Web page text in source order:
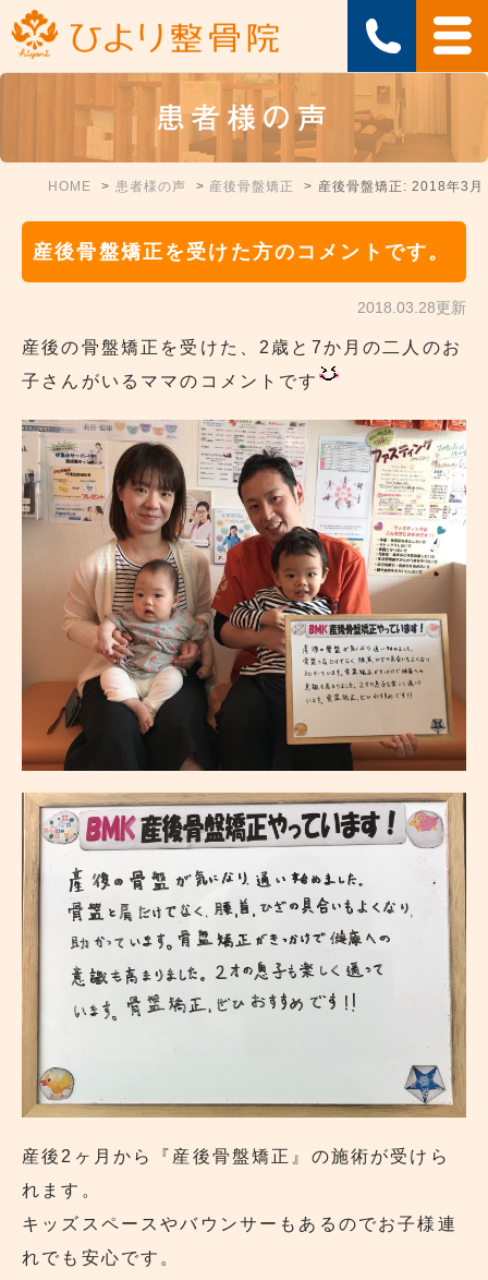
患者様の声
HOME 患者様の声 産後骨盤矯正 産後骨盤矯正: 2018年3月
産後骨盤矯正を受けた方のコメントです。
2018.03.28更新
産後の骨盤矯正を受けた、2歳と7か月の二人のお
子さんがいるママのコメントです
産後2ヶ月から『産後骨盤矯正』の施術が受けら
れます。
キッズスペースやバウンサーもあるのでお子様連
れでも安心です。